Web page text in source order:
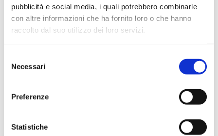
pubblicità e social media, i quali potrebbero combinarle
con altre informazioni che ha fornito loro o che hanno
raccolto dal suo utilizzo dei loro servizi.
delNecessari
Preferenze
Statistiche